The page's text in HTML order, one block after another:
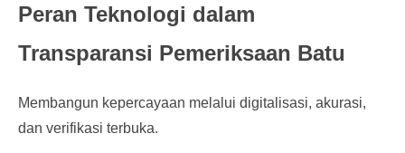
Peran Teknologi dalam
Transparansi Pemeriksaan Batu
Membangun kepercayaan melalui digitalisasi, akurasi,
dan verifikasi terbuka.